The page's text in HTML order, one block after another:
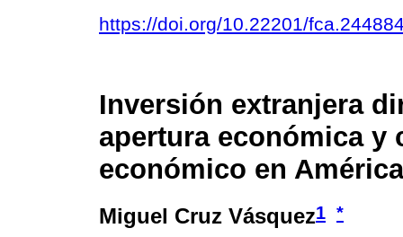
https://doi.org/10.22201/
Inversión extranjera
apertura económica y
económico en
Miguel Cruz Vásquez1 *